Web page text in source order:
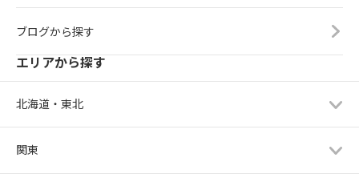
ブログから探す
エリアから探す
北海道・東北
関東